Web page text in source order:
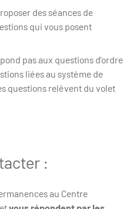
des séances de
qui vous posent
pas aux questions d’ordre
liées au système de
questions relèvent du volet
:
au Centre